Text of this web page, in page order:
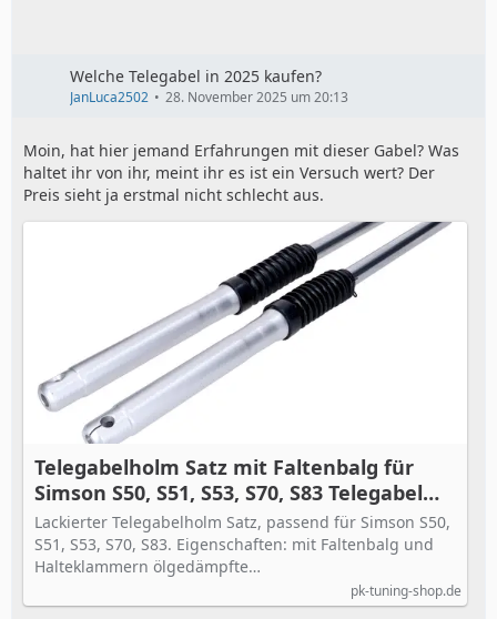
Welche Telegabel in 2025 kaufen?
JanLuca2502 28. November 2025 um 20:13
Moin, hat hier jemand Erfahrungen mit dieser Gabel? Was
haltet ihr von ihr, meint ihr es ist ein Versuch wert? Der
Preis sieht ja erstmal nicht schlecht aus.
Telegabelholm Satz mit Faltenbalg für
Simson S50, S51, S53, S70, S83 Telegabel
Trommelbremse
Lackierter Telegabelholm Satz, passend für Simson S50,
S51, S53, S70, S83. Eigenschaften: mit Faltenbalg und
Halteklammern ölgedämpfte…
pk-tuning-shop.de